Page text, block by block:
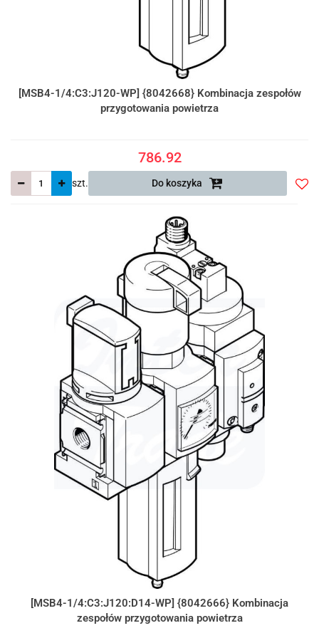
[MSB4-1/4:C3:J120-WP] {8042668} Kombinacja zespołów
przygotowania powietrza
786.92
szt. Do koszyka
[MSB4-1/4:C3:J120:D14-WP] {8042666} Kombinacja
zespołów przygotowania powietrza